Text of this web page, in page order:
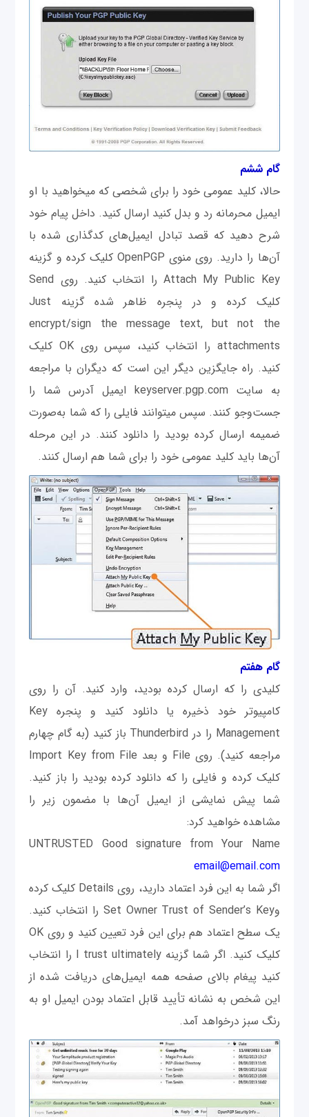
گام ششم
حالا، کلید عمومی‎ خود را برای شخصی که می‎خواهید با او
ایمیل محرمانه رد و بدل کنید ارسال کنید. داخل پیام خود
شرح دهید که قصد تبادل ایمیل‌های کدگذاری شده با
آن‌ها را دارید. روی منوی OpenPGP کلیک کرده و گزینه
Attach My Public Key را انتخاب کنید. روی Send
کلیک کرده و در پنجره ظاهر شده گزینه Just
encrypt/sign the message text, but not the
attachments را انتخاب کنید، سپس روی OK کلیک
کنید. راه جایگزین دیگر این است که دیگران با مراجعه
به سایت keyserver.pgp.com ایمیل آدرس شما را
جست‌وجو کنند. سپس می‎توانند فایلی را که شما به‌صورت
ضمیمه ارسال کرده بودید را دانلود کنند. در این مرحله
آن‌ها باید کلید عمومی‎ خود را برای شما هم ارسال کنند.
گام هفتم
کلیدی را که ارسال کرده بودید، وارد کنید. آن را روی
کامپیوتر خود ذخیره یا دانلود كنيد و پنجره Key
Management را در Thunderbird باز كنيد (به گام چهارم
مراجعه کنید). روی File و بعد Import Key from File
کلیک کرده و فایلی را که دانلود کرده بودید را باز کنید.
شما پیش نمایشی از ایمیل آن‌ها با مضمون زیر را
مشاهده خواهید کرد:
UNTRUSTED Good signature from Your Name
email@email.com
اگر شما به این فرد اعتماد دارید، روی Details کلیک کرده
وSet Owner Trust of Sender’s Key را انتخاب کنید.
یک سطح اعتماد هم برای این فرد تعیین كنيد و روی OK
کلیک کنید. اگر شما گزینه I trust ultimately را انتخاب
کنید پیغام بالای صفحه همه ایمیل‌های دریافت شده از
این شخص به نشانه تأیید قابل اعتماد بودن ایمیل او به
رنگ سبز درخواهد آمد.